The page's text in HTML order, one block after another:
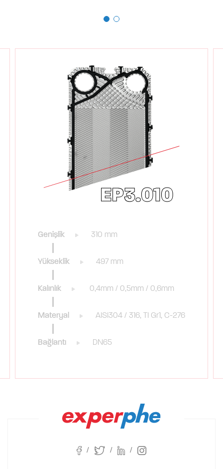
EP3.010
Genişlik 310 mm
Yükseklik 497 mm
Kalınlık 0,4mm / 0,5mm / 0,6mm
Materyal AISI304 / 316, TI Gr1, C-276
Bağlantı DN65